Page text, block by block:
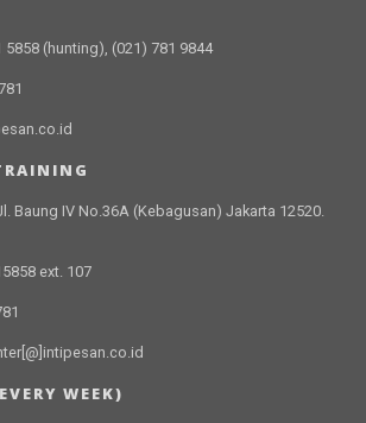
(hunting), (021) 781 9844
Baung IV No.36A (Kebagusan) Jakarta 12520.
ext. 107
WEEK)